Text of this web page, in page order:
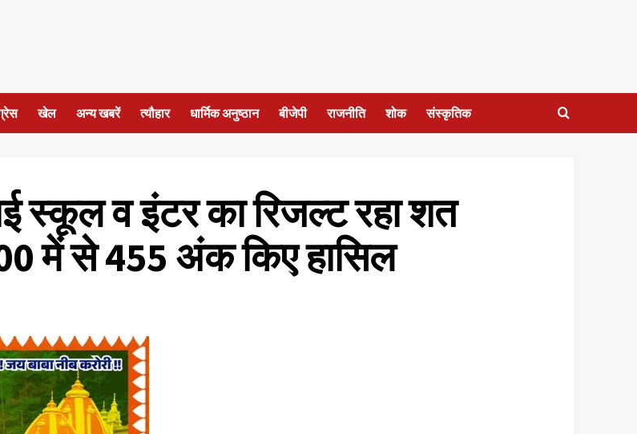
खेल अन्य खबरें त्यौहार धार्मिक अनुष्ठान बीजेपी राजनीति शोक संस्कृतिक
स्कूल व इंटर का रिजल्ट रहा शत
में से 455 अंक किए हासिल